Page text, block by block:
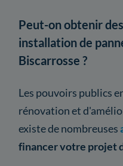
Peut-on obtenir
installation de
Biscarrosse ?
Les pouvoirs publics
rénovation et
existe de nombreuses
financer votre projet